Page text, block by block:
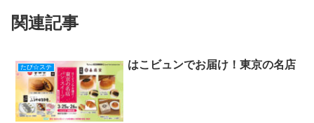
o
k
関連記事
たび☆ステ はこビュンでお届け！東京の名店